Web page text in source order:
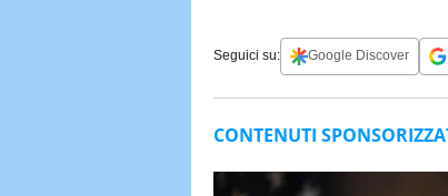
Seguici su: Google Discover